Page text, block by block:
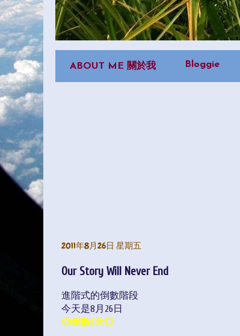
ABOUT ME 關於我 Bloggie
2011年8月26日 星期五
Our Story Will Never End
進階式的倒數階段
今天是8月26日
◎倒數6天◎